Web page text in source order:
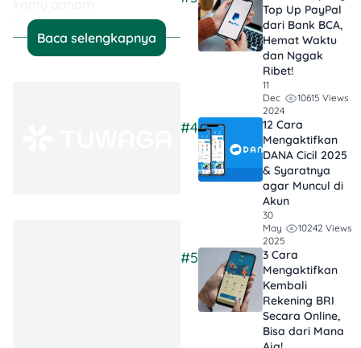
mekanismenya.
Baca selengkapnya
Top Up PayPal
dari Bank BCA,
Hemat Waktu
dan Nggak
Ribet!
11
Dec
2024
10615 Views
#4
12 Cara
Mengaktifkan
DANA Cicil 2025
& Syaratnya
agar Muncul di
Akun
30
May
2025
10242 Views
#5
3 Cara
Mengaktifkan
Kembali
Rekening BRI
Secara Online,
Bisa dari Mana